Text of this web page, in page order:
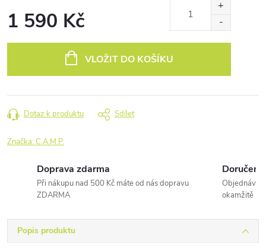
1 590 Kč
VLOŽIT DO KOŠÍKU
Dotaz k produktu Sdílet
Značka:C.A.M.P.
Doprava zdarma
Při nákupu nad 500 Kč máte od nás dopravu
ZDARMA
Doručení
okamžitě
Popis produktu